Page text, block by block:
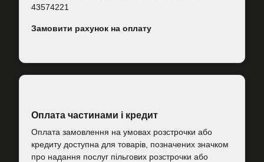
43574221
Замовити рахунок на оплату
Оплата частинами і кредит
Оплата замовлення на умовах розстрочки або
кредиту доступна для товарів, позначених значком
про надання послуг пільгових розстрочки або